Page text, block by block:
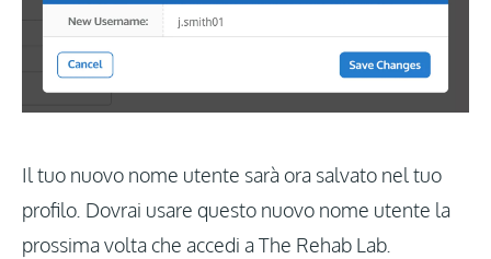
Il tuo nuovo nome utente sarà ora salvato nel tuo
profilo. Dovrai usare questo nuovo nome utente la
prossima volta che accedi a The Rehab Lab.